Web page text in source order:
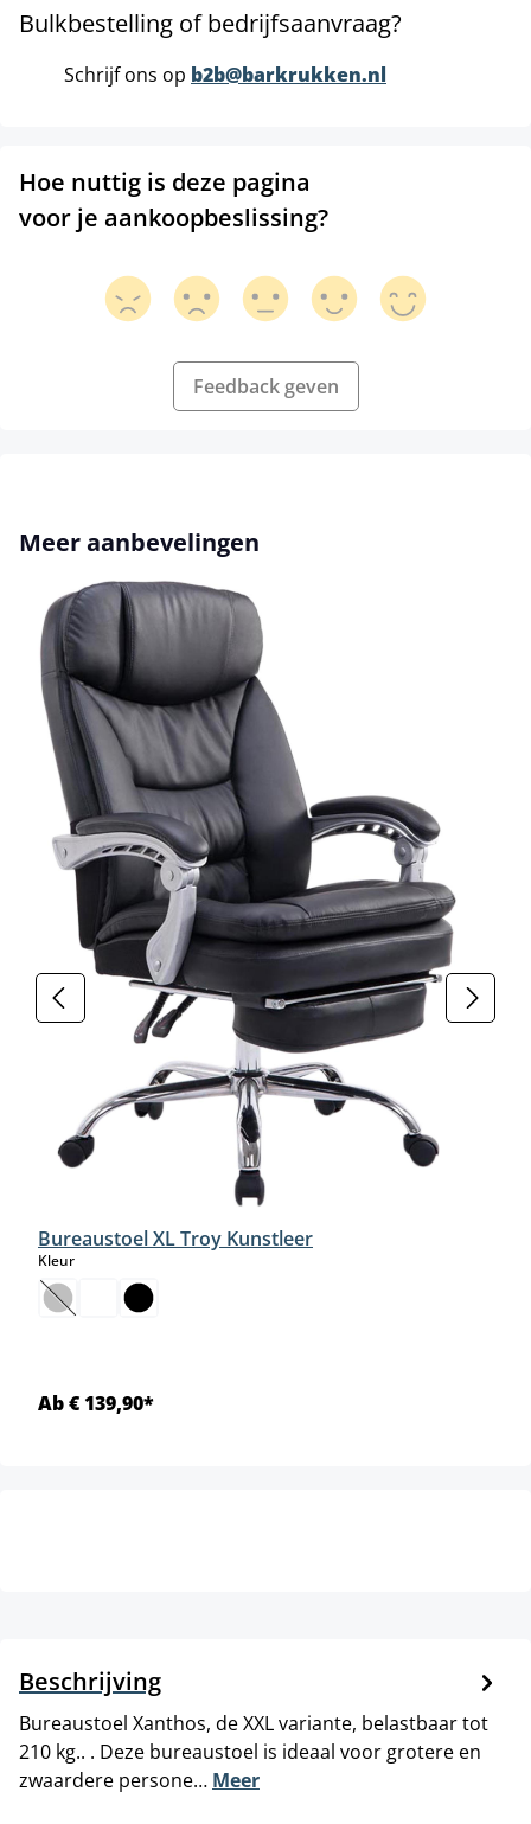
Bulkbestelling of bedrijfsaanvraag?
Schrijf ons op b2b@barkrukken.nl
Hoe nuttig is deze pagina
voor je aankoopbeslissing?
Feedback geven
Productgalerij overslaan
Meer aanbevelingen
Bureaustoel XL Troy Kunstleer
Kleurselect
(Deze optie is momenteel niet beschikbaar.)
Ab € 139,90*
Beschrijving
Bureaustoel Xanthos, de XXL variante, belastbaar tot
210 kg.. . Deze bureaustoel is ideaal voor grotere en
zwaardere persone… Meer